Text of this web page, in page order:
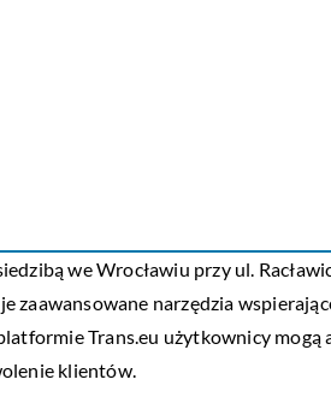
we Wrocławiu przy ul.
narzędzia
Trans.eu użytkownicy
klientów.